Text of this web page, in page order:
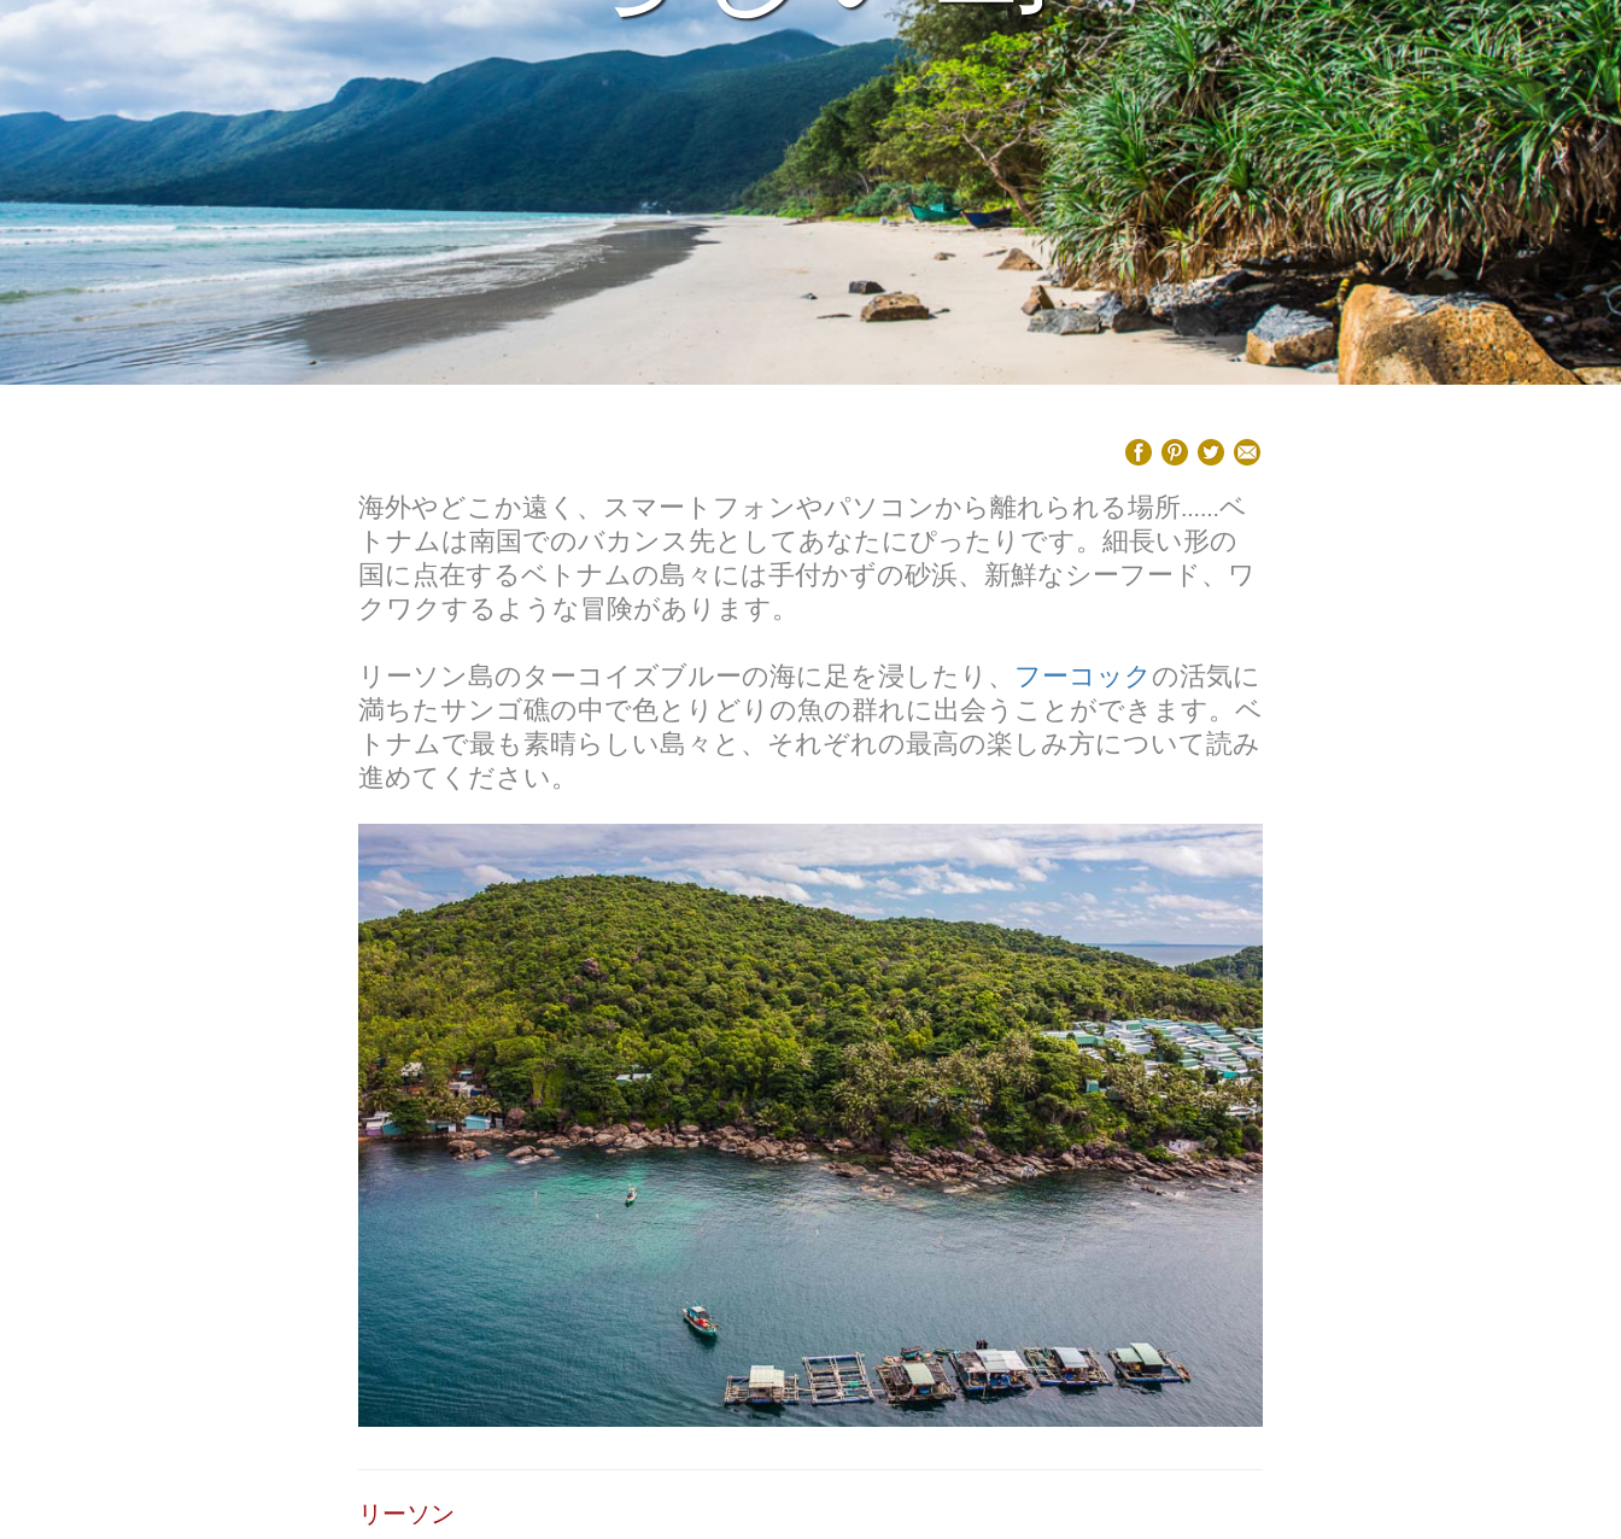
海外やどこか遠く、スマートフォンやパソコンから離れられる場所……ベ
トナムは南国でのバカンス先としてあなたにぴったりです。細長い形の
国に点在するベトナムの島々には手付かずの砂浜、新鮮なシーフード、ワ
クワクするような冒険があります。
リーソン島のターコイズブルーの海に足を浸したり、 フーコック の活気に
満ちたサンゴ礁の中で色とりどりの魚の群れに出会うことができます。ベ
トナムで最も素晴らしい島々と、それぞれの最高の楽しみ方について読み
進めてください。
リーソン